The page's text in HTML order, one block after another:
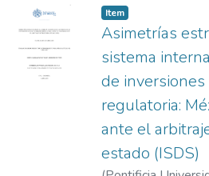
la planeación
obras civiles.
la producción en
sistemas
en papel y
con considerables
Estas limitaciones
doble digitación
subjetividad y
Item
Asimetrías
sistema
de inversiones
regulatoria:
ante el
estado (ISDS)